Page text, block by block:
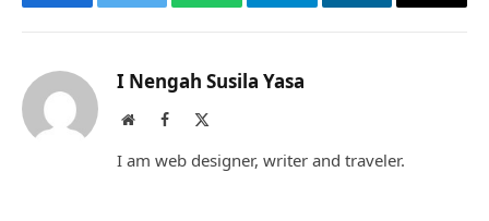
FacebookTwitter WhatsAppTelegramLinkedInCopy
I Nengah Susila Yasa
WebsiteFacebook
I am web designer, writer and traveler.